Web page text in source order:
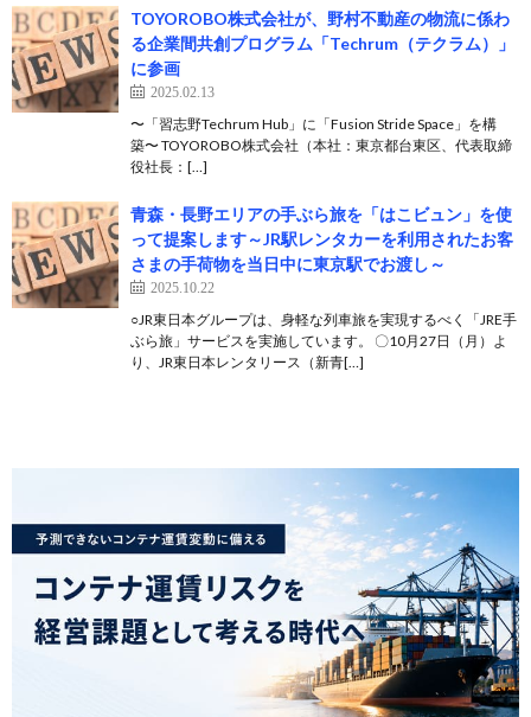
TOYOROBO株式会社が、野村不動産の物流に係わ
る企業間共創プログラム「Techrum（テクラム）」
に参画
2025.02.13
〜「習志野Techrum Hub」に「Fusion Stride Space」を構
築〜 TOYOROBO株式会社（本社：東京都台東区、代表取締
役社長：[…]
青森・長野エリアの手ぶら旅を「はこビュン」を使
って提案します～JR駅レンタカーを利用されたお客
さまの手荷物を当日中に東京駅でお渡し～
2025.10.22
○JR東日本グループは、身軽な列車旅を実現するべく「JRE手
ぶら旅」サービスを実施しています。 〇10月27日（月）よ
り、JR東日本レンタリース（新青[…]